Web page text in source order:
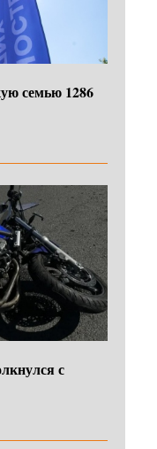
семью 1286
с